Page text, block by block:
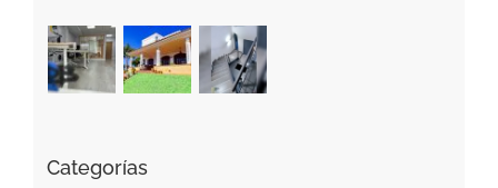
Categorías